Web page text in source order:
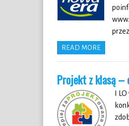
READ MORE
Projekt z klasą –
I